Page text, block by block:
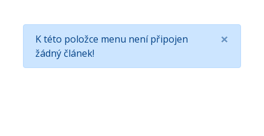
×
K této položce menu není připojen
žádný článek!